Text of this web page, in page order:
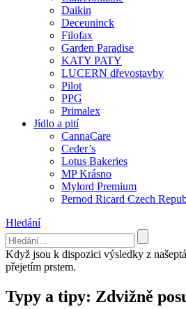
Daikin
Deceuninck
Filofax
Garden Paradise
KATY PATY
LUCERN dřevostavby
Pilot
PPG
Primalex
Jídlo a pití
CannaCare
Ceder’s
Lotus Bakeries
MP Krásno
Mylord Premium
Pernod Ricard Czech
Hledání
Když jsou k dispozici výsledky z
přejetím prstem.
Typy a tipy: Zdvižně